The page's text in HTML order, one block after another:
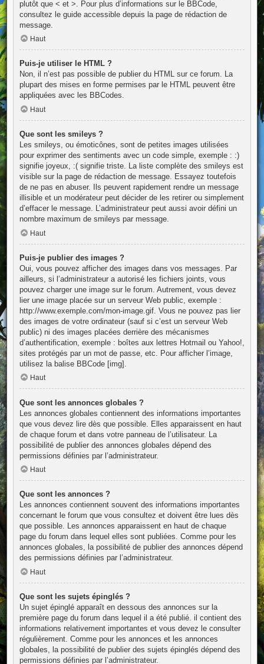
plutôt que < et >. Pour plus d’informations sur le BBCode,
consultez le guide accessible depuis la page de rédaction de
message.
Haut
Puis-je utiliser le HTML ?
Non, il n’est pas possible de publier du HTML sur ce forum. La
plupart des mises en forme permises par le HTML peuvent être
appliquées avec les BBCodes.
Haut
Que sont les smileys ?
Les smileys, ou émoticônes, sont de petites images utilisées
pour exprimer des sentiments avec un code simple, exemple : :)
signifie joyeux, :( signifie triste. La liste complète des smileys est
visible sur la page de rédaction de message. Essayez toutefois
de ne pas en abuser. Ils peuvent rapidement rendre un message
illisible et un modérateur peut décider de les retirer ou simplement
d’effacer le message. L’administrateur peut aussi avoir défini un
nombre maximum de smileys par message.
Haut
Puis-je publier des images ?
Oui, vous pouvez afficher des images dans vos messages. Par
ailleurs, si l’administrateur a autorisé les fichiers joints, vous
pouvez charger une image sur le forum. Autrement, vous devez
lier une image placée sur un serveur Web public, exemple :
http://www.exemple.com/mon-image.gif. Vous ne pouvez pas lier
des images de votre ordinateur (sauf si c’est un serveur Web
public) ni des images placées derrière des mécanismes
d’authentification, exemple : boîtes aux lettres Hotmail ou Yahoo!,
sites protégés par un mot de passe, etc. Pour afficher l’image,
utilisez la balise BBCode [img].
Haut
Que sont les annonces globales ?
Les annonces globales contiennent des informations importantes
que vous devez lire dès que possible. Elles apparaissent en haut
de chaque forum et dans votre panneau de l’utilisateur. La
possibilité de publier des annonces globales dépend des
permissions définies par l’administrateur.
Haut
Que sont les annonces ?
Les annonces contiennent souvent des informations importantes
concernant le forum que vous consultez et doivent être lues dès
que possible. Les annonces apparaissent en haut de chaque
page du forum dans lequel elles sont publiées. Comme pour les
annonces globales, la possibilité de publier des annonces dépend
des permissions définies par l’administrateur.
Haut
Que sont les sujets épinglés ?
Un sujet épinglé apparaît en dessous des annonces sur la
première page du forum dans lequel il a été publié. il contient des
informations relativement importantes et vous devez le consulter
régulièrement. Comme pour les annonces et les annonces
globales, la possibilité de publier des sujets épinglés dépend des
permissions définies par l’administrateur.